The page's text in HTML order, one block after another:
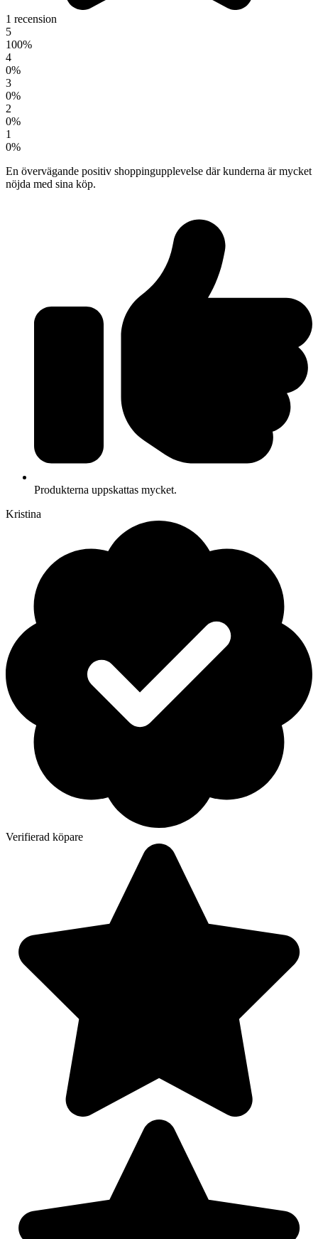
1 recension
5
100%
4
0%
3
0%
2
0%
1
0%
En övervägande positiv shoppingupplevelse där kunderna är mycket
nöjda med sina köp.
Produkterna uppskattas mycket.
Kristina
Verifierad köpare